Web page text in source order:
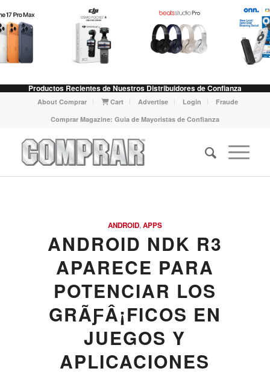
Productos Recientes de Nuestros Distribuidores de Confianza
About Comprar Cart Advertise Login
Fraude
Comprar Magazine: Guia de Mayoristas de Confianza
ANDROID,APPS
ANDROID NDK R3
APARECE PARA
POTENCIAR LOS
GRÃƑÂ¡FICOS EN
JUEGOS Y
APLICACIONES